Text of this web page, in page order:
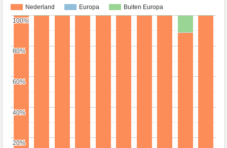
Nederland Europa Buiten Europa
20%
20%
40%
40%
60%
60%
80%
80%
100%
100%